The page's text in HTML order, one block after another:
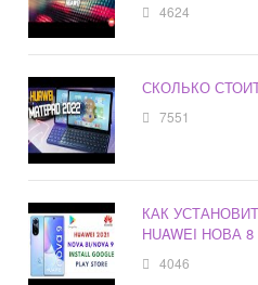
4624
СКОЛЬКО СТОИТ
7551
КАК
HUAWEI НОВА 8
4046